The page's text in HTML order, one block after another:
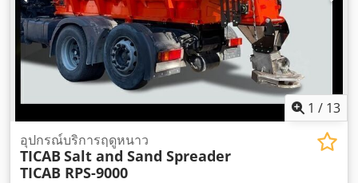
1 / 13
อุปกรณ์บริการฤดูหนาว
TICAB Salt and Sand Spreader
TICAB RPS-9000